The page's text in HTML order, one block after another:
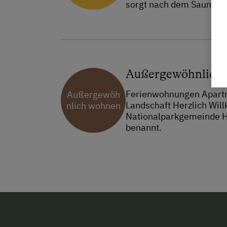
sorgt nach dem
Außergewöh
nlich wohnen
Außergewöhnlich
Ferienwohnungen
Landschaft Herzlich
Nationalparkgemeinde
benannt.